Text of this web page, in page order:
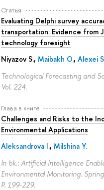
Статья
Evaluating Delphi survey
transportation: Evidence from
technology foresight
Niyazov S., Maibakh O., Alexei
Technological Forecasting and
Vol. 224.
Глава в книге
Challenges and Risks to the
Environmental Applications
Aleksandrova I., Milshina Y.
In bk.: Artificial Intelligence
Environmental Monitoring.
P. 199-229.